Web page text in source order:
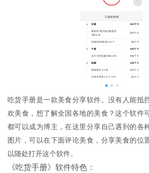
吃货手册是一款美食分享软件。没有人能抵
欢美食，想了解全国各地的美食？这个软件
都可以成为博主，在这里分享自己遇到的各
图片，可以在下面评论美食，分享美食的位
以随处打开这个软件。
《吃货手册》软件特色：